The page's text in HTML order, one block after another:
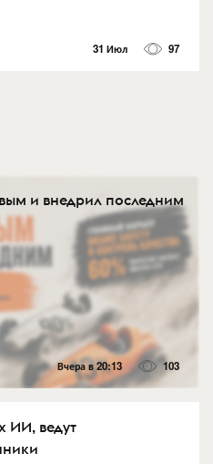
31 Июл 97
и внедрил последним
Вчера в 20:13 103
ИИ, ведут